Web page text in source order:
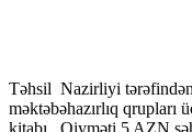
Təhsil Nazirliyi
məktəbəhazırlıq qrupları
kitabı . Qiyməti 5 AZN